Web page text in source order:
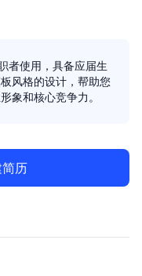
者使用，具备应届生
风格的设计，帮助您
象和核心竞争力。
历